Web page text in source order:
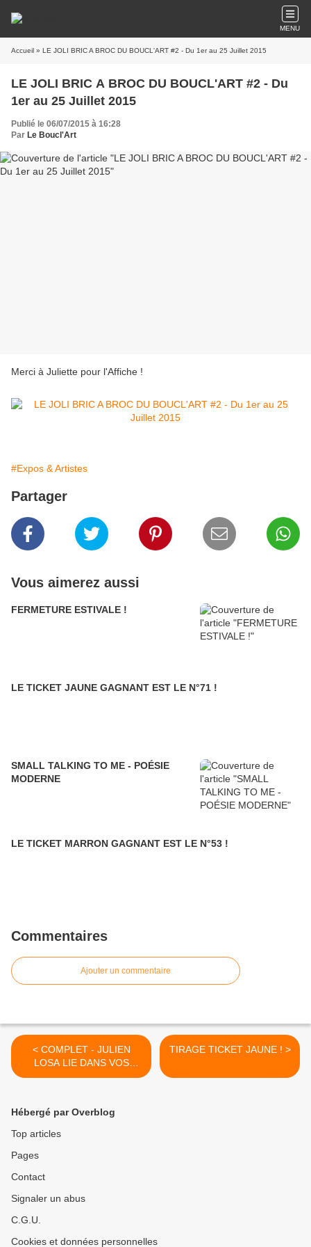
MENU
Accueil » LE JOLI BRIC A BROC DU BOUCL'ART #2 - Du 1er au 25 Juillet 2015
LE JOLI BRIC A BROC DU BOUCL'ART #2 - Du
1er au 25 Juillet 2015
Publié le 06/07/2015 à 16:28
Par Le Boucl'Art
Merci à Juliette pour l'Affiche !
#Expos & Artistes
Partager
Vous aimerez aussi
FERMETURE ESTIVALE !
LE TICKET JAUNE GAGNANT EST LE N°71 !
SMALL TALKING TO ME - POÉSIE
MODERNE
LE TICKET MARRON GAGNANT EST LE N°53 !
Commentaires
Ajouter un commentaire
< COMPLET - JULIEN
LOSA LIE DANS VOS
PENSÉES (NON CE N'EST
TIRAGE TICKET JAUNE ! >
Hébergé par Overblog
Top articles
Pages
Contact
Signaler un abus
C.G.U.
Cookies et données personnelles